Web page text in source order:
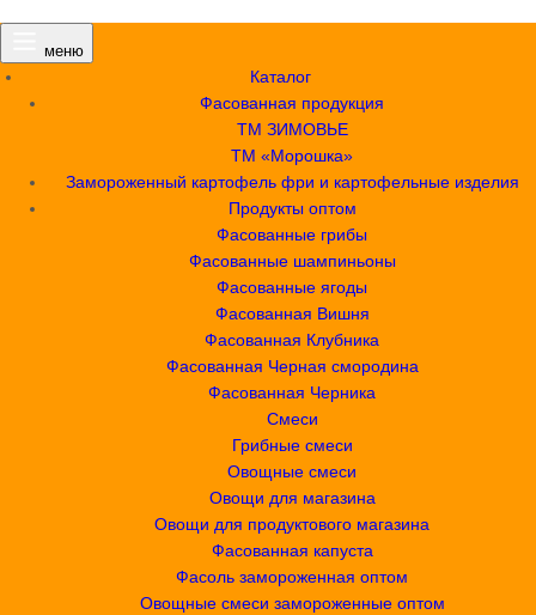
меню
Каталог
Фасованная продукция
ТМ ЗИМОВЬЕ
ТМ «Морошка»
Замороженный картофель фри и картофельные изделия
Продукты оптом
Фасованные грибы
Фасованные шампиньоны
Фасованные ягоды
Фасованная Вишня
Фасованная Клубника
Фасованная Черная смородина
Фасованная Черника
Смеси
Грибные смеси
Овощные смеси
Овощи для магазина
Овощи для продуктового магазина
Фасованная капуста
Фасоль замороженная оптом
Овощные смеси замороженные оптом